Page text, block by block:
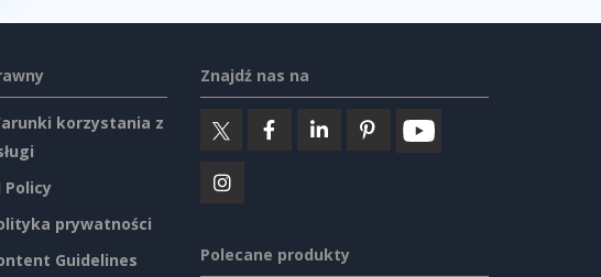
korzystania z
Policy
prywatności
Guidelines
Znajdź nas na
Polecane produkty